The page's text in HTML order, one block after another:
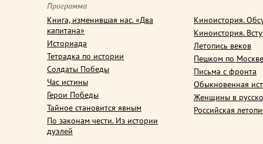
Программа
Книга, изменившая нас. «Два
капитана»
Историада
Тетрадка по истории
Солдаты Победы
Час истины
Герои Победы
Тайное становится явным
По законам чести. Из истории
дуэлей
Киноистория.
Киноистория.
Летопись веков
Пешком по Москве
Письма с фронта
Обыкновенная
Женщины в
Российская